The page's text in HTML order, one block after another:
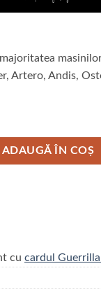
Artero, Andis,
ADAUGĂ ÎN COȘ
cu cardul